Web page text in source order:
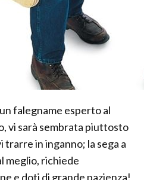
falegname esperto al
vi sarà sembrata piuttosto
in inganno; la sega a
meglio, richiede
e doti di grande pazienza!